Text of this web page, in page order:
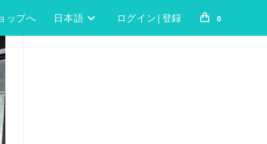
ップへ 日本語 ログイン|登録 0